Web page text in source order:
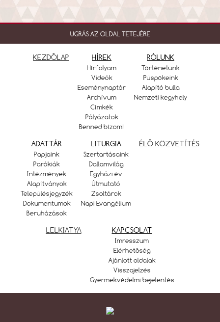
UGRÁS AZ OLDAL TETEJÉRE
KEZDŐLAP HÍREK
Hírfolyam
Videók
Eseménynaptár
Archívum
Címkék
Pályázatok
Benned bízom!
RÓLUNK
Történetünk
Püspökeink
Alapító bulla
Nemzeti kegyhely
ADATTÁR
Papjaink
Parókiák
Intézmények
Alapítványok
Településjegyzék
Dokumentumok
Beruházások
LITURGIA
Szertartásaink
Dallamvilág
Egyházi év
Útmutató
Zsoltárok
Napi Evangélium
ÉLŐ KÖZVETÍTÉS
LELKIATYA KAPCSOLAT
Imresszum
Elérhetőség
Ajánlott oldalak
Visszajelzés
Gyermekvédelmi bejelentés